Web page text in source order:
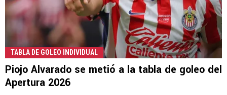
TABLA DE GOLEO INDIVIDUAL
Piojo Alvarado se metió a la tabla de goleo del
Apertura 2026